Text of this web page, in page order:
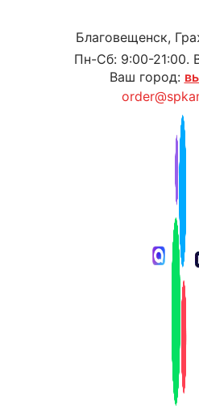
Благовещенск,
Пн-Сб: 9:00-21:00.
Ваш город: